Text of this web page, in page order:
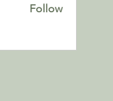
Follow